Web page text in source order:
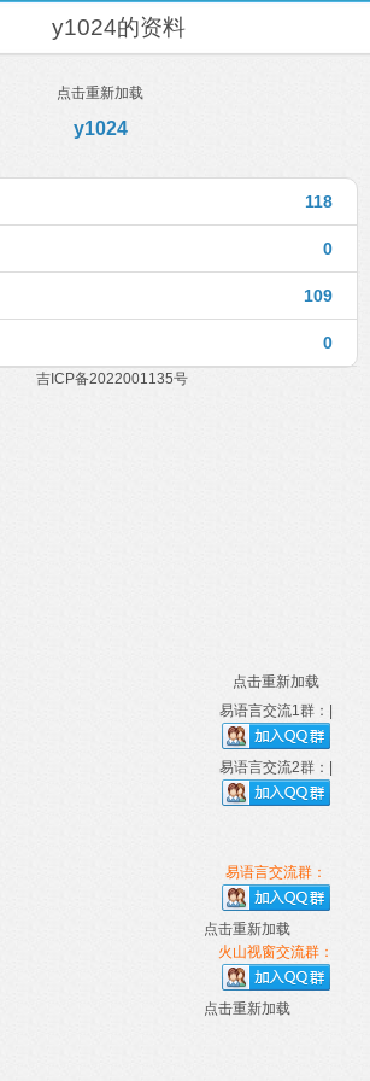
y1024的资料
点击重新加载
y1024
118
0
109
0
点击重新加载
易语言交流1群：|
易语言交流2群：|
易语言交流群：
点击重新加载
火山视窗交流群：
点击重新加载
吉ICP备2022001135号